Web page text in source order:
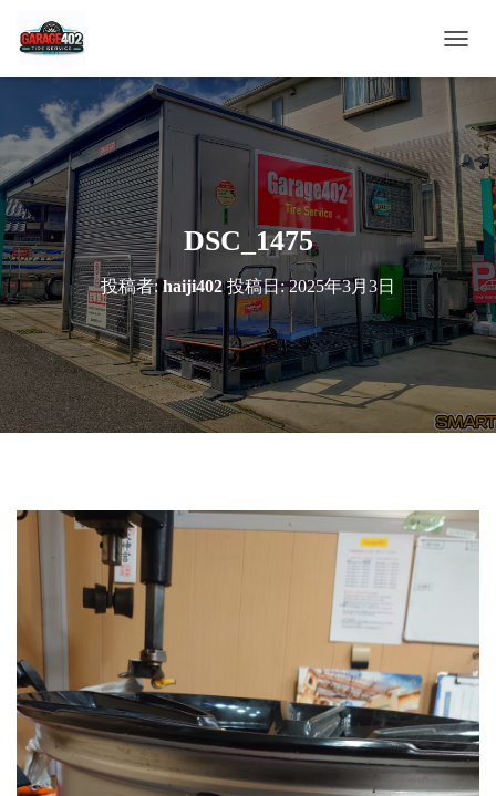
ビ
ゲ
ー
シ
ョ
ン
を
切
り
替
え
DSC_1475
投稿者: haiji402投稿日:2025年3月3日